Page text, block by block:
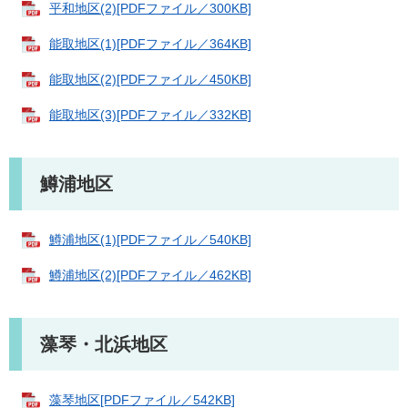
平和地区(2)[PDFファイル／300KB]
能取地区(1)[PDFファイル／364KB]
能取地区(2)[PDFファイル／450KB]
能取地区(3)[PDFファイル／332KB]
鱒浦地区
鱒浦地区(1)[PDFファイル／540KB]
鱒浦地区(2)[PDFファイル／462KB]
藻琴・北浜地区
藻琴地区[PDFファイル／542KB]